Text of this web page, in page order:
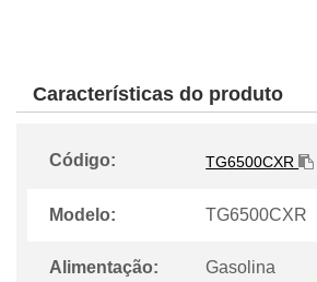
Características do produto
Código: TG6500CXR
Modelo: TG6500CXR
Alimentação: Gasolina